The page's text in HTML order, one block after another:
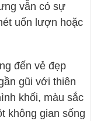
vẫn có sự
uốn lượn hoặc
đến vẻ đẹp
gũi với thiên
khối, màu sắc
không gian sống